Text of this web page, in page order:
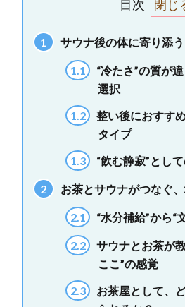
目次
1 サウナ後の体に寄り添
1.1
“冷たさ”の質が
選択
1.2
整い後におすす
タイプ
1.3
“飲む静寂”とし
2 お茶とサウナがつなぐ
2.1 “水分補給”から“
2.2
サウナとお茶が
ここ”の感覚
2.3
お茶屋として、